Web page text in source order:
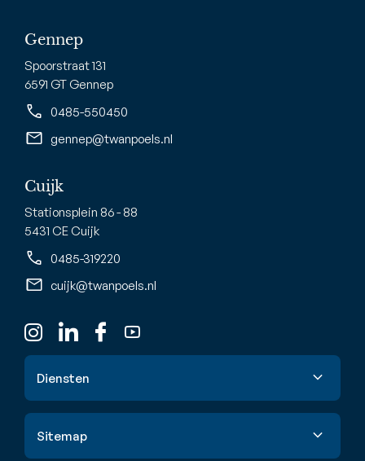
Gennep
Spoorstraat 131
6591 GT Gennep
0485-550450
gennep@twanpoels.nl
Cuijk
Stationsplein 86 - 88
5431 CE Cuijk
0485-319220
cuijk@twanpoels.nl
Diensten
Sitemap